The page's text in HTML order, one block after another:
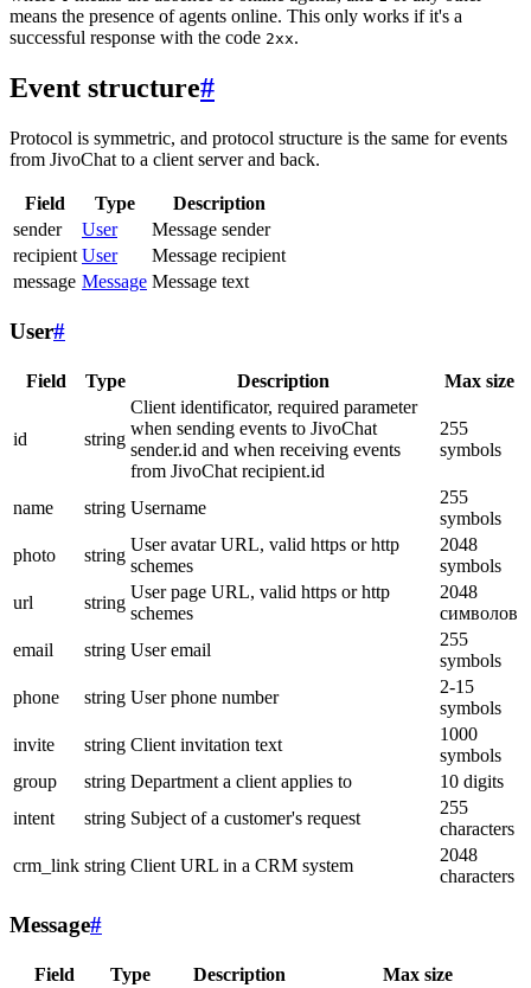
means the presence of agents online. This only works if it's a
successful response with the code 2xx.
Event structure#
Protocol is symmetric, and protocol structure is the same for events
from JivoChat to a client server and back.
Field Type
Description
sender
User
Message sender
recipient User
Message recipient
message Message Message text
User#
Field Type Description Max size
id string
Client identificator, required parameter
when sending events to JivoChat
sender.id and when receiving events
from JivoChat recipient.id
255
symbols
name string Username
255
symbols
photo
string
User avatar URL, valid https or http
schemes
2048
symbols
url
string
User page URL, valid https or http
schemes
2048
символов
email
string User email
255
symbols
phone
string User phone number
2-15
symbols
invite
string Client invitation text
1000
symbols
group
string Department a client applies to
10 digits
intent
string Subject of a customer's request
255
characters
crm_link string Client URL in a CRM system
2048
characters
Message#
Field Type Description Max size